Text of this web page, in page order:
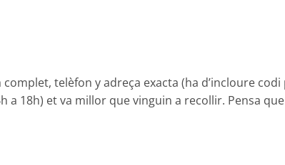
telèfon y adreça exacta (ha d’incloure
18h) et va millor que vinguin a recollir. Pensa